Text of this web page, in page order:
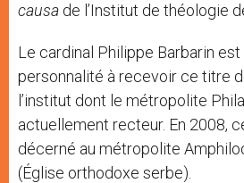
causa de l’Institut de théologie
Le cardinal Philippe Barbarin
personnalité à recevoir ce titre
l’institut dont le métropolite
actuellement recteur. En 2008,
décerné au métropolite
(Église orthodoxe serbe).